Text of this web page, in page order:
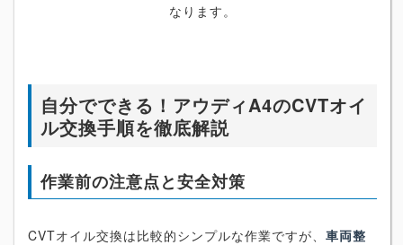
なります。
自分でできる！アウディA4のCVTオイ
ル交換手順を徹底解説
作業前の注意点と安全対策
CVTオイル交換は比較的シンプルな作業ですが、 車両整